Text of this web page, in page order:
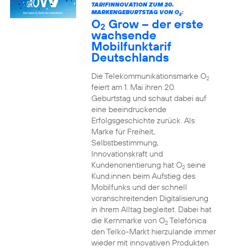
TARIFINNOVATION ZUM 20.
MARKENGEBURTSTAG VON O2:
O2 Grow – der erste
wachsende
Mobilfunktarif
Deutschlands
Die Telekommunikationsmarke O2
feiert am 1. Mai ihren 20.
Geburtstag und schaut dabei auf
eine beeindruckende
Erfolgsgeschichte zurück. Als
Marke für Freiheit,
Selbstbestimmung,
Innovationskraft und
Kundenorientierung hat O2seine
Kund:innen beim Aufstieg des
Mobilfunks und der schnell
voranschreitenden Digitalisierung
in ihrem Alltag begleitet. Dabei hat
die Kernmarke von O2Telefónica
den Telko-Markt hierzulande immer
wieder mit innovativen Produkten